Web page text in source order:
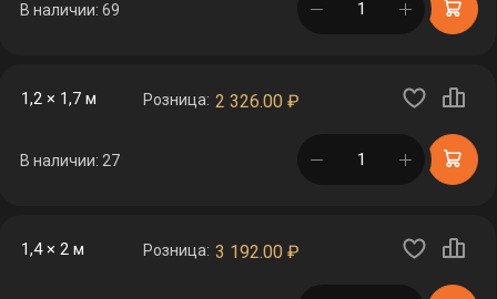
В наличии: 69 в корзине
1,2 × 1,7 м Розница: 2 326.00 ₽
В наличии: 27 в корзине
1,4 × 2 м Розница: 3 192.00 ₽